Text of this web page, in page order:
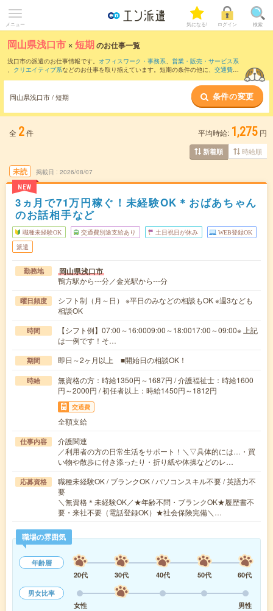
メニュー 気になる! ログイン 検索
岡山県浅口市 ×短期のお仕事一覧
浅口市の派遣のお仕事情報です。 オフィスワーク・事務系、 営業・販売・サービス系
、 クリエイティブ系などのお仕事を取り揃えています。短期の条件の他に、 交通費別
岡山県浅口市 / 短期 条件の変更
全 2件 平均時給: 1,275 円
新着順 時給順
未読
NEW
掲載日 2026/08/07
3ヵ月で71万円稼ぐ！未経験OK＊おばあちゃん
のお話相手など
職種未経験OK 交通費別途支給あり 土日祝日が休み WEB登録OK
派遣
勤務地 岡山県浅口市
鴨方駅から---分／金光駅から---分
曜日頻度
シフト制（月～日） ※平日のみなどの相談もOK ※週3なども
相談OK
時間
【シフト例】07:00～16:0009:00～18:0017:00～09:00※ 上記
は一例です！そ…
期間 即日～2ヶ月以上 ■開始日の相談OK！
時給
無資格の方：時給1350円～1687円 / 介護福祉士：時給1600
円～2000円 / 初任者以上：時給1450円～1812円
交通費
全額支給
仕事内容
介護関連
／利用者の方の日常生活をサポート！＼▽具体的には…・買
い物や散歩に付き添ったり・折り紙や体操などのレ…
応募資格
職種未経験OK / ブランクOK / パソコンスキル不要 / 英語力不
要
＼無資格＊未経験OK／★年齢不問・ブランクOK★履歴書不
要・来社不要（電話登録OK）★社会保険完備＼…
職場の雰囲気
年齢層
20代
30代 40代 50代
60代
男女比率
女性
男性